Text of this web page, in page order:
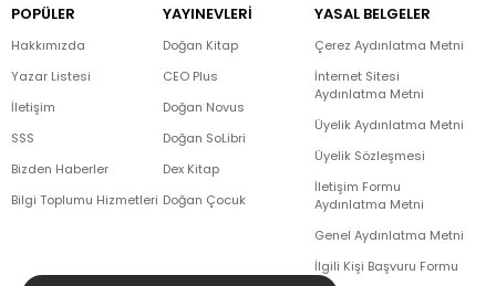
POPÜLER
Hakkımızda
Yazar Listesi
İletişim
SSS
Bizden Haberler
Bilgi Toplumu Hizmetleri
YAYINEVLERİ
Doğan Kitap
CEO Plus
Doğan Novus
Doğan SoLibri
Dex Kitap
Doğan Çocuk
YASAL BELGELER
Çerez Aydınlatma Metni
İnternet Sitesi
Aydınlatma Metni
Üyelik Aydınlatma Metni
Üyelik Sözleşmesi
İletişim Formu
Aydınlatma Metni
Genel Aydınlatma Metni
İlgili Kişi Başvuru Formu